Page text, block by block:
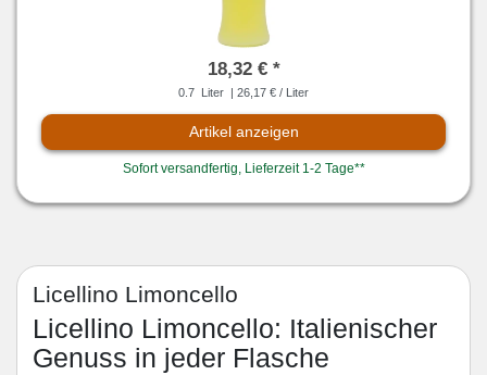
18,32 € *
0.7 Liter | 26,17 € / Liter
Artikel anzeigen
Sofort versandfertig, Lieferzeit 1-2 Tage**
Licellino Limoncello
Licellino Limoncello: Italienischer
Genuss in jeder Flasche